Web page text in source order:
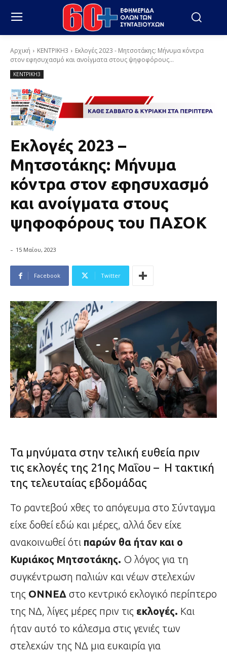
Αρχική ΚΕΝΤΡΙΚΗ3
Εκλογές 2023 - Μητσοτάκης: Μήνυμα κόντρα
στον εφησυχασμό και ανοίγματα στους ψηφοφόρους...
ΚΕΝΤΡΙΚΗ3
Εκλογές 2023 –
Μητσοτάκης: Μήνυμα
κόντρα στον εφησυχασμό
και ανοίγματα στους
ψηφοφόρους του ΠΑΣΟΚ
- 15 Μαΐου, 2023
Facebook Twitter
Τα μηνύματα στην τελική ευθεία πριν
τις εκλογές της 21ης Μαΐου – Η τακτική
της τελευταίας εβδομάδας
Το ραντεβού χθες το απόγευμα στο Σύνταγμα
είχε δοθεί εδώ και μέρες, αλλά δεν είχε
ανακοινωθεί ότι παρών θα ήταν και ο
Κυριάκος Μητσοτάκης. Ο λόγος για τη
συγκέντρωση παλιών και νέων στελεχών
της ΟΝΝΕΔ στο κεντρικό εκλογικό περίπτερο
της ΝΔ, λίγες μέρες πριν τις εκλογές. Και
ήταν αυτό το κάλεσμα στις γενιές των
στελεχών της ΝΔ μια ευκαιρία για